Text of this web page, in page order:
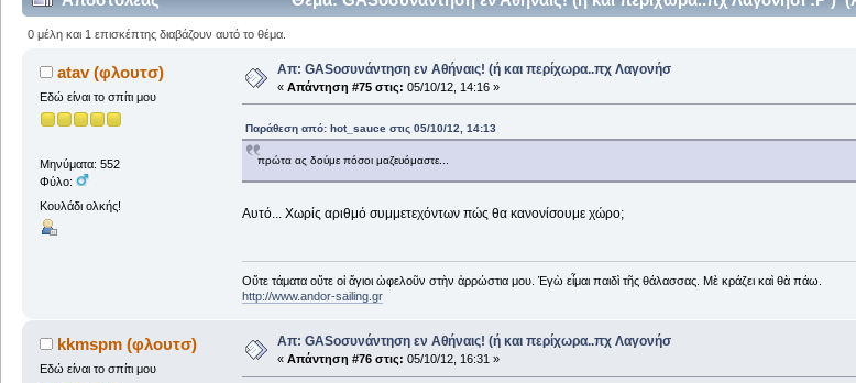
0 μέλη και 1 επισκέπτης διαβάζουν αυτό το θέμα.
atav (φλουτσ)
Εδώ είναι το σπίτι μου
Μηνύματα: 552
Φύλο:
Κουλάδι ολκής!
Απ: GASοσυνάντηση εν Αθήναις! (ή και περίχωρα..πχ Λαγονήσ
« Απάντηση #75 στις: 05/10/12, 14:16 »
Παράθεση από: hot_sauce στις 05/10/12, 14:13
πρώτα ας δούμε πόσοι μαζευόμαστε...
Αυτό... Χωρίς αριθμό συμμετεχόντων πώς θα κανονίσουμε χώρο;
Οὔτε τάματα οὔτε οἱ ἅγιοι ὠφελοῦν στὴν ἀρρώστια μου. Ἐγὼ εἶμαι παιδὶ τῆς θάλασσας. Μὲ κράζει καὶ θὰ πάω.
http://www.andor-sailing.gr
kkmspm (φλουτσ)
Εδώ είναι το σπίτι μου
Απ: GASοσυνάντηση εν Αθήναις! (ή και περίχωρα..πχ Λαγονήσ
« Απάντηση #76 στις: 05/10/12, 16:31 »